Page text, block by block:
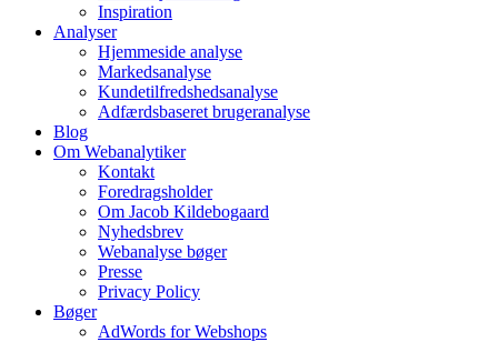
Inspiration
Analyser
Hjemmeside analyse
Markedsanalyse
Kundetilfredshedsanalyse
Adfærdsbaseret brugeranalyse
Blog
Om Webanalytiker
Kontakt
Foredragsholder
Om Jacob Kildebogaard
Nyhedsbrev
Webanalyse bøger
Presse
Privacy Policy
Bøger
AdWords for Webshops